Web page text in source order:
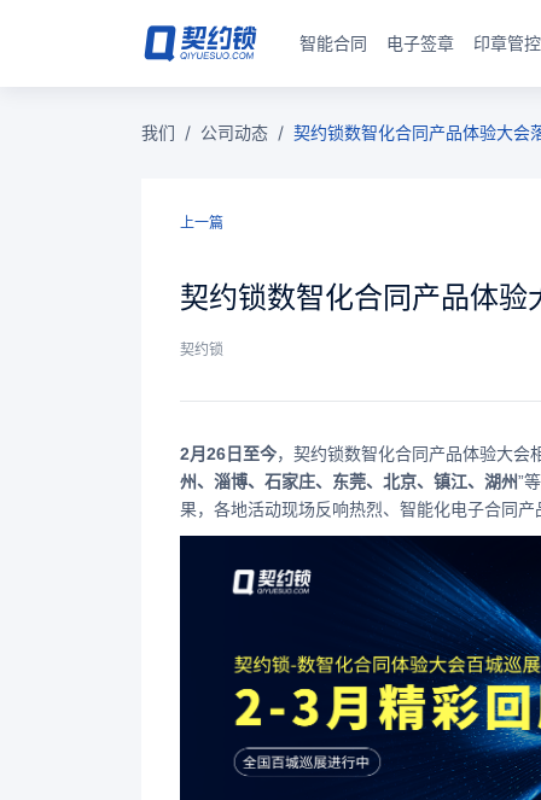
智能合同 电子签章 印章管控
我们 / 公司动态 / 契约锁数智化合同产品体验大会
上一篇
契约锁数智化合同产品体
契约锁
2月26日至今，契约锁数智化合同产品体验大会
州、淄博、石家庄、东莞、北京、镇江、湖州”
果，各地活动现场反响热烈、智能化电子合同